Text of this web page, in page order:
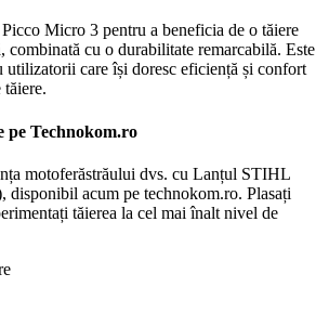
Micro 3 pentru a beneficia de o tăiere
combinată cu o durabilitate remarcabilă. Este
utilizatorii care își doresc eficiență și confort
pe Technokom.ro
motoferăstrăului dvs. cu Lanțul STIHL
acum pe technokom.ro. Plasați
tăierea la cel mai înalt nivel de